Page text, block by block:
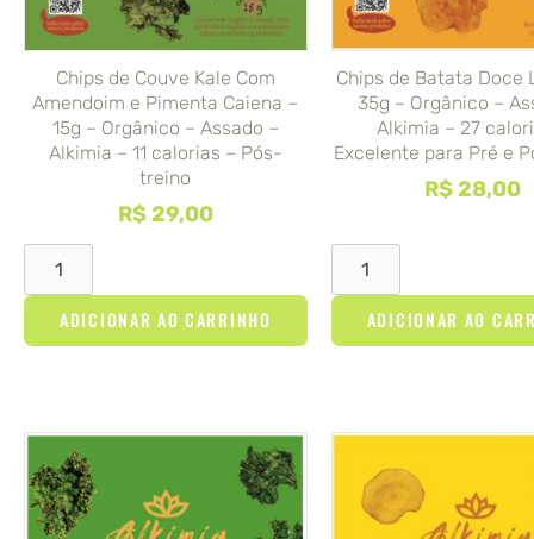
Chips de Couve Kale Com
Amendoim e Pimenta Caiena –
15g – Orgânico – Assado –
Alkimia – 11 calorias – Pós-
treino
R$29,00
ADICIONAR AO CARRINHO
Chips de Batata Doce
35g – Orgânico –
Alkimia – 27
Excelente para Pré e
R$28,00
ADICIONAR AO